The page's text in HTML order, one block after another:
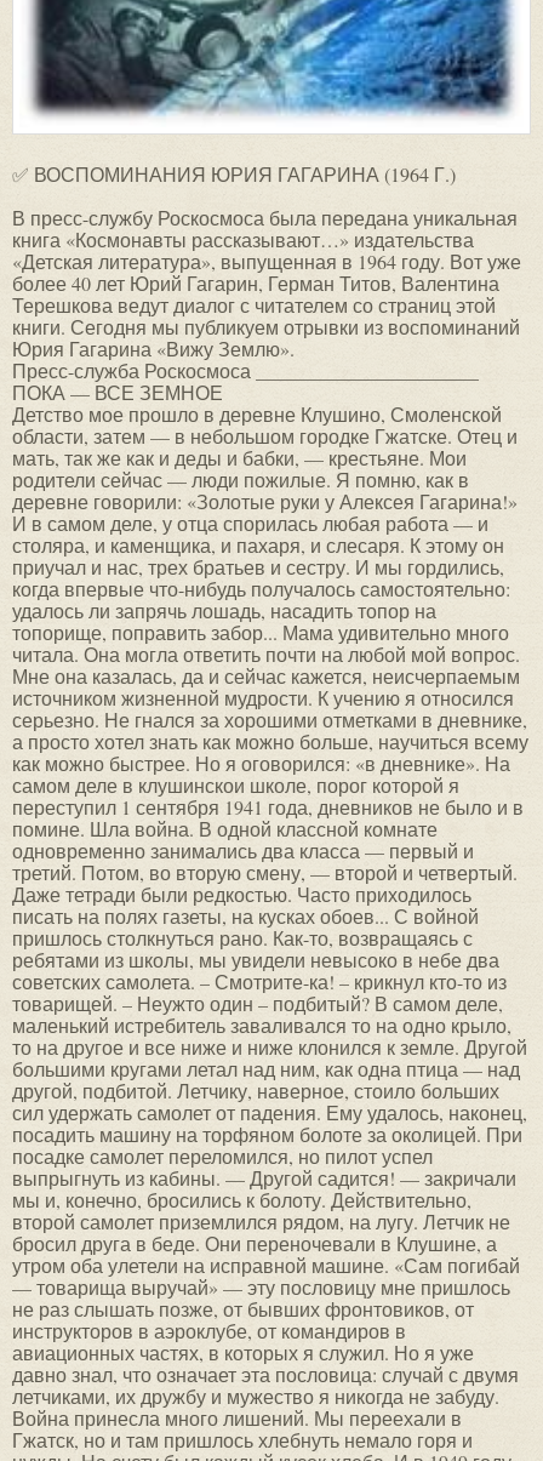
✅ ВОСПОМИНАНИЯ ЮРИЯ ГАГАРИНА (1964 Г.)
В пресс-службу Роскосмоса была передана уникальная
книга «Космонавты рассказывают…» издательства
«Детская литература», выпущенная в 1964 году. Вот уже
более 40 лет Юрий Гагарин, Герман Титов, Валентина
Терешкова ведут диалог с читателем со страниц этой
книги. Сегодня мы публикуем отрывки из воспоминаний
Юрия Гагарина «Вижу Землю».
Пресс-служба Роскосмоса _______________________
ПОКА — ВСЕ ЗЕМНОЕ
Детство мое прошло в деревне Клушино, Смоленской области, затем — в небольшом городке Гжатске. Отец и мать, так же как и деды и бабки, — крестьяне. Мои родители сейчас — люди пожилые. Я помню, как в деревне говорили: «Золотые руки у Алексея Гагарина!» И в самом деле, у отца спорилась любая работа — и столяра, и каменщика, и пахаря, и слесаря. К этому он приучал и нас, трех братьев и сестру. И мы гордились, когда впервые что-нибудь получалось самостоятельно: удалось ли запрячь лошадь, насадить топор на топорище, поправить забор... Мама удивительно много читала. Она могла ответить почти на любой мой вопрос. Мне она казалась, да и сейчас кажется, неисчерпаемым источником жизненной мудрости. К учению я относился серьезно. Не гнался за хорошими отметками в дневнике, а просто хотел знать как можно больше, научиться всему как можно быстрее. Но я оговорился: «в дневнике». На самом деле в клушинскои школе, порог которой я переступил 1 сентября 1941 года, дневников не было и в помине. Шла война. В одной классной комнате одновременно занимались два класса — первый и третий. Потом, во вторую смену, — второй и четвертый. Даже тетради были редкостью. Часто приходилось писать на полях газеты, на кусках обоев... С войной пришлось столкнуться рано. Как-то, возвращаясь с ребятами из школы, мы увидели невысоко в небе два советских самолета. – Смотрите-ка! – крикнул кто-то из товарищей. – Неужто один – подбитый? В самом деле, маленький истребитель заваливался то на одно крыло, то на другое и все ниже и ниже клонился к земле. Другой большими кругами летал над ним, как одна птица — над другой, подбитой. Летчику, наверное, стоило больших сил удержать самолет от падения. Ему удалось, наконец, посадить машину на торфяном болоте за околицей. При посадке самолет переломился, но пилот успел выпрыгнуть из кабины. — Другой садится! — закричали мы и, конечно, бросились к болоту. Действительно, второй самолет приземлился рядом, на лугу. Летчик не бросил друга в беде. Они переночевали в Клушине, а утром оба улетели на исправной машине. «Сам погибай — товарища выручай» — эту пословицу мне пришлось не раз слышать позже, от бывших фронтовиков, от инструкторов в аэроклубе, от командиров в авиационных частях, в которых я служил. Но я уже давно знал, что означает эта пословица: случай с двумя летчиками, их дружбу и мужество я никогда не забуду. Война принесла много лишений. Мы переехали в Гжатск, но и там пришлось хлебнуть немало горя и нужды. На счету был каждый кусок хлеба. И в 1949 году, когда мне исполнилось 15 лет, я решил оставить учебу в cредней школе и овладеть каким-нибудь ремеслом, чтобы быстрее начать помогать родителям. Цель была ясна: поступить работать на завод и потом уже продолжать учиться заочно. Многие гжатские ребята так и делали. Конечно, и матери, и отцу не хотелось расставаться со мной. Им казалось, что я еще маленький, хотя сами в таком возрасте уже работали по-взрослому. В конце концов, решили, что я поеду в Москву, к дяде, который подскажет, как поступить дальше. Дядя посоветовал мне пойти в ремесленное училище при заводе сельскохозяйственных машин в Люберцах, московском пригороде. В училище определилась моя будущая профессия, которой не суждено было стать основной: формовщик литейного цеха. Профессия не из легких. Она требует не только знаний и опыта, но и большой физической силы. Но свободное время оставалось. Его хватало и на выполнение комсомольских поручений, и на игру" в БАСКЕТБОЛ, которой я всегда увлекался, несмотря на свой, мягко говоря, не слишком высокий рост. Труднее стало, когда я поступил в вечернюю школу рабочей молодежи. Приходилось жалеть, что в сутках только двадцать четыре часа. Но школу я кончил. И тогда дирекция ремесленного училища помогла мне и нескольким моим друзьям поступить в индустриальный техникум в Саратове на Волге. По той же литейной специальности, далекой от самолетов и тем более от космических дел. Тем не менее, именно с Саратовым связано появление у меня болезни, которой нет названия в медицине, — неудержимой тяги в небо, тяги к полетам. КАК ЭТО НАЧАЛОСЬ! В техникуме работали самые различные кружки и секции. Я продолжал играть в БАСКЕТБОЛ, любил плавать. Но появилось особенное пристрастие к физике. Видимо, сказывалось влияние моего первого преподавателя физики в гжатской школе, — Лев Михайлович Беспалов умел заинтересовать ребят. В техникуме уроки физики вел Николай Иванович Москвин. Мы смотрели, как на волшебство, на самые простые опыты в физическом кабинете. В Саратове, конечно, пришлось изучать физику на другом уровне. В физическом кружке я подготовил и сделал два доклада. Первый — о работе русского ученого Лебедева о световом давлении. Тема второго выступления называлась «К. Э. Циолковский и его учение о ракетных двигателях и межпланетных путешествиях». Чтобы подготовиться к докладу, пришлось прочитать и сборник научно-фантастических произведений Циолковского, и много других книг. ...Лет с двенадцати я, как и все ребята, зачитывался произведениями Джека Лондона, Жюля Верна, Александра Беляева. На фантастические романы в гжатской библиотеке стояла очередь. Мы их пересказывали друг другу, завидовали тому, кто прочтет книгу первым. Циолковский был совсем иным писателем. Меня увлекла его прозорливость, способность видеть будущее с необыкновенной точностью. Он писал, что за эрой самолетов винтовых придет эра самолетов реактивных, — и они уже летали в небе над Саратовом. Он писал о ракетах — и они уже поднимались ввысь над советской землей. Правда, пока еще в стратосферу. Словом, то, что предвидел Циолковский, сбывалось на глазах: «Человечество не останется вечно на Земле, но в погоне за светом и пространством сначала робко проникнет за пределы атмосферы, а затем завоюет себе все околосолнечное пространство». Пожалуй, именно с доклада о работах Циолковского и началась моя «космическая» биография. В литейщике родился летчик. Решил начать с аэроклуба. Признаться, мы с друзьями — Витей Порохней и Женей Стешиным — думали, что пройдет какая-нибудь неделя-другая и мы начнем летать. Оказалось, что все не так просто: нужно долго и упорно изучать теорию, овладевать практическими навыками, работать, работать и снова работать... Помню день первого прыжка с парашютом. То ли было очень шумно в самолете, то ли я слишком волновался, но команду инструктора вылезать на крыло не услышал. Только увидел его жест: пора! Выбрался за бортик кабины, глянул на землю. Никогда еще не приходилось бывать на такой высоте... — Не трусь, Юрий, — внизу девочки смотрят! — подбодрил меня инструктор. В самом деле, на земле ждали своей очереди подруги по аэроклубу. — Пошел. Приземлился удачно. И потом все показалось простым, захотелось еще и еще спускаться под белым куполом. После диплома уже просто не мог отступить, бросить воздушную стихию. Подал заявление в Оренбургское авиационное училище. И, хотя я не стал техником-литейщиком, сейчас могу сказать с уверенностью: и знания, полученные во время учения, и профессиональные навыки мне пригодились в жизни и нужны до сих пор. Только однажды я чуть было не изменил своей мечте, чуть было не уклонился от избранного жизненного пути. И спасибо друзьям: они помогли не сделать ошибки. Дело было так. В Оренбурге, на первом курсе авиационного училища, я получил грустное письмо из дома. Заболел отец, матери жилось нелегко. Потянуло в Гжатск. Появилась мысль: брошу-ка я все, уеду куда-нибудь поближе к семье, устроюсь на завод... Поделился с друзьями тем, что было на душе. — Юра, не унывай, — сказали они мне. — Не будь тряпкой. Кончишь училище и сможешь лучше помогать родителям. Черные мысли улетучились наполовину. Совсем они исчезли после разговора с Валей. Тогда мы еще не были мужем и женой, но уже крепко дружили. Валя поняла мое душевное состояние. В день моего рождения она подарила мне фотоальбом с надписью: «Юра, помни, что кузнецы нашего счастья — это мы сами. Перед судьбой не склоняй головы». Я прочитал эти строки и подумал: «Неужели курсант Гагарин всерьез хотел бросить авиационное училище? Неужели он решил отказаться от любимого дела, от своей мечты?» Пустое дело — рассуждать по методу «если бы да кабы». Но легко себе представить, что по-иному сложился бы мой жизненный путь, если бы я не прислушался к добрым советам Вали и других друзей. МЫ РИСУЕМ КОСМИЧЕСКИЕ КОРАБЛИ Годы учения в Оренбурге совпали с первыми советскими успехами в завоевании космоса. После запуска искусственного спутника в Ленинской комнате училища у радиоприемника разгорались жаркие споры: Теперь скоро и человек полетит в космос… — Скоро? Больно ты быстрый! Лет через пятнадцать — двадцать... Тебя к тому времени уже спишут из авиации! — Первым, конечно, на спутнике полетит ученый. Это же корабль-лаборатория... — Совершенно не обязательно. Потребуется человек с железным здоровьем. Как у водолаза или летчика-испытателя, — А, по-моему, для первого полета выберут врача. Ведь главное — проверить, как реагирует человеческий организм... Конечно, к единому выводу мы никогда не приходили. И даже, набрасывая чертеж будущего космического корабля, все представляли его по-разному. Рисовал и я. Как мой тогдашний проект не похож на «Восток-1», с борта которого через пять лет я увидел Землю из космоса! Особенно поразило нас сообщение о запуске второго искусственного спутника с собакой на борту. «Раз живое су¬щество уже поднялось в космос, — подумал я, — почему бы не полететь туда человеку?» Я присоединился к той группе спорщиков, которая считала запуск первого космонавта делом недалекого будущего. А время шло. Настали и счастливые события. Вернее, совпали: я надел форму лейтенанта авиации и женился на Вале. Многое дал мне Оренбург — и семью, и власть над самолетом. Из приуральских степей путь наш лежал на Север, в край длинных полярных ночей. Там — служба, там — практика. Я много летал, а еще больше — учился. Занимался теоретическими дисциплинами, чтению отдавал почти все свободное время. Принесешь, бывало, в комнату дров, затопишь печь. Валя готовит ужин и просит: — Почитай что-нибудь вслух... Даже романы и повести я старался выбир